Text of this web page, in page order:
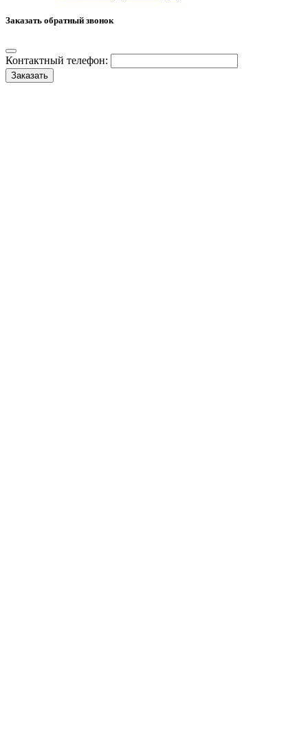
Заказать обратный звонок
Контактный телефон:
Заказать